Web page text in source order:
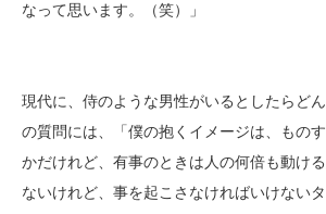
なって思います。（笑）」
現代に、侍のような男性がいるとしたらど
の質問には、「僕の抱くイメージは、もの
かだけれど、有事のときは人の何倍も動け
ないけれど、事を起こさなければいけない